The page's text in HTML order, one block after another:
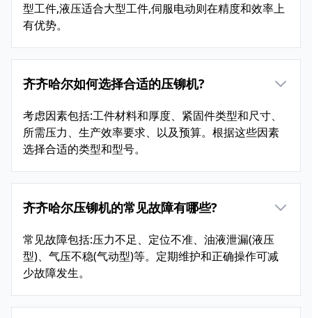
型工件,液压适合大型工件,伺服电动则在精度和效率上
有优势。
齐齐哈尔如何选择合适的压铆机?
考虑因素包括:工件材料和厚度、紧固件类型和尺寸、
所需压力、生产效率要求、以及预算。根据这些因素
选择合适的类型和型号。
齐齐哈尔压铆机的常见故障有哪些?
常见故障包括:压力不足、定位不准、油液泄漏(液压
型)、气压不稳(气动型)等。定期维护和正确操作可减
少故障发生。